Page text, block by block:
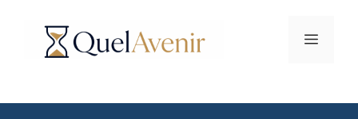
contenu
Menu